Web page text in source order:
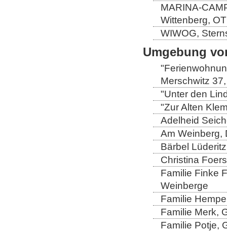
MARINA-
Wittenberg,
WIWOG,
Umgebung
Merschwitz
"Unter den
"Zur Alten
Adelheid
Am Weinberg,
Bärbel
Christina
Familie Finke
Weinberge
Familie
Familie Merk,
Familie Potje,